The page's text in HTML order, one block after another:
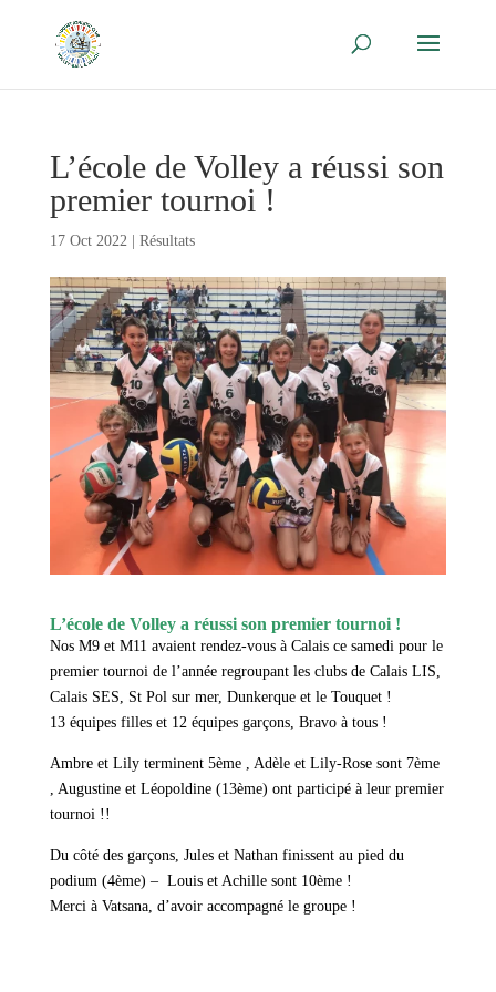
L’école de Volley a réussi son
premier tournoi !
17 Oct 2022| Résultats
L’école de Volley a réussi son premier tournoi !
Nos M9 et M11 avaient rendez-vous à Calais ce samedi pour le
premier tournoi de l’année regroupant les clubs de Calais LIS,
Calais SES, St Pol sur mer, Dunkerque et le Touquet !
13 équipes filles et 12 équipes garçons, Bravo à tous !
Ambre et Lily terminent 5ème , Adèle et Lily-Rose sont 7ème
, Augustine et Léopoldine (13ème) ont participé à leur premier
tournoi !!
Du côté des garçons, Jules et Nathan finissent au pied du
podium (4ème) – Louis et Achille sont 10ème !
Merci à Vatsana, d’avoir accompagné le groupe !